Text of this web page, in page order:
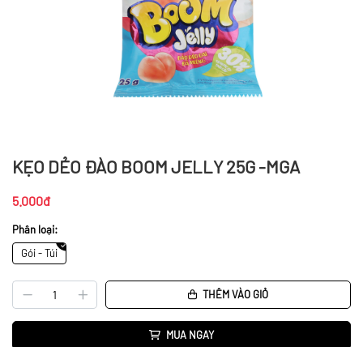
KẸO DẺO ĐÀO BOOM JELLY 25G -MGA
5.000đ
Phân loại:
Gói - Túi
THÊM VÀO GIỎ
MUA NGAY